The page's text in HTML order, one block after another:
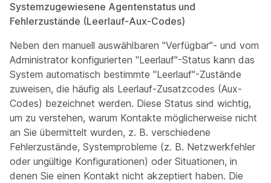
Systemzugewiesene Agentenstatus und
Fehlerzustände (Leerlauf-Aux-Codes)
Neben den manuell auswählbaren "Verfügbar"- und vom
Administrator konfigurierten "Leerlauf"-Status kann das
System automatisch bestimmte "Leerlauf"-Zustände
zuweisen, die häufig als Leerlauf-Zusatzcodes (Aux-
Codes) bezeichnet werden. Diese Status sind wichtig,
um zu verstehen, warum Kontakte möglicherweise nicht
an Sie übermittelt wurden, z. B. verschiedene
Fehlerzustände, Systemprobleme (z. B. Netzwerkfehler
oder ungültige Konfigurationen) oder Situationen, in
denen Sie einen Kontakt nicht akzeptiert haben. Die